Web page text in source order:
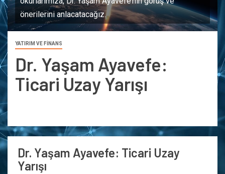
önerilerini anlacatacağız.
YATIRIM VE FİNANS
Dr. Yaşam Ayavefe:
Ticari Uzay Yarışı
Dr. Yaşam Ayavefe: Ticari Uzay
Yarışı